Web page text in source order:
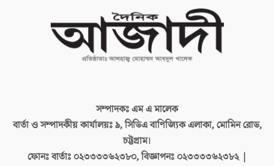
সম্পাদকঃএম এ মালেক
বার্তা ও সম্পাদকীয় কার্যালয়ঃ৯, সিডিএ বাণিজ্যিক এলাকা, মোমিন রোড,
চট্টগ্রাম।
ফোনঃ বার্তাঃ ০২৩৩৩৩৬২৩৮০, বিজ্ঞাপনঃ ০২৩৩৩৩৬২৩৮২ |